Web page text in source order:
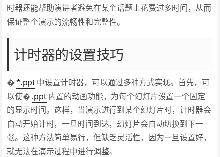
时器还能帮助演讲者避免在某个话题上花费过多时间，从而
保证整个演示的流畅性和完整性。
计时器的设置技巧
� *.ppt中设置计时器，可以通过多种方式实现。首先，可
以使� .ppt内置的动画功能，为每个幻灯片设置一个固定
的显示时间。这样，当演示进行到某个幻灯片时，计时器会
自动开始计时，一旦时间到达，幻灯片会自动切换到下一
张。这种方法简单易行，但缺乏灵活性，因为一旦设置好，
就无法在演示过程中进行调整。